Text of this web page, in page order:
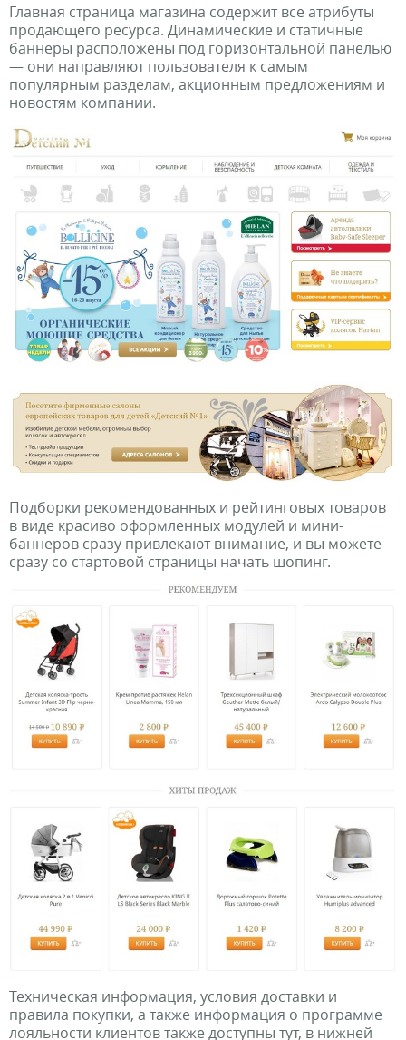
Главная страница магазина содержит все атрибуты
продающего ресурса. Динамические и статичные
баннеры расположены под горизонтальной панелью
— они направляют пользователя к самым
популярным разделам, акционным предложениям и
новостям компании.
Подборки рекомендованных и рейтинговых товаров
в виде красиво оформленных модулей и мини-
баннеров сразу привлекают внимание, и вы можете
сразу со стартовой страницы начать шопинг.
Техническая информация, условия доставки и
правила покупки, а также информация о программе
лояльности клиентов также доступны тут, в нижней